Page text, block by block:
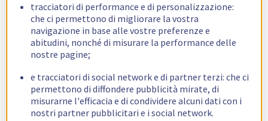
tracciatori di performance e di personalizzazione:
che ci permettono di migliorare la vostra
navigazione in base alle vostre preferenze e
abitudini, nonché di misurare la performance delle
nostre pagine;
e tracciatori di social network e di partner terzi: che ci
permettono di diffondere pubblicità mirate, di
misurarne l'efficacia e di condividere alcuni dati con i
nostri partner pubblicitari e i social network.